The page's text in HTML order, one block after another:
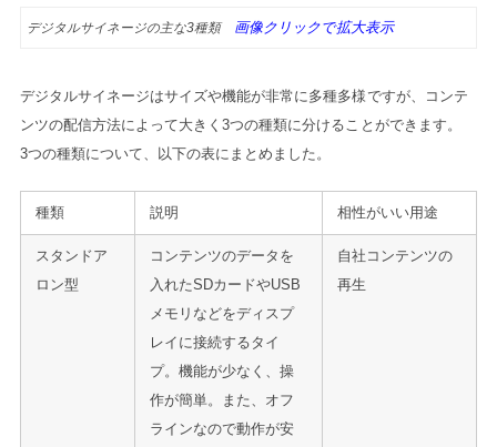
デジタルサイネージの主な3種類 画像クリックで拡大表示
デジタルサイネージはサイズや機能が非常に多種多様ですが、コンテ
ンツの配信方法によって大きく3つの種類に分けることができます。
3つの種類について、以下の表にまとめました。
種類 説明 相性がいい用途
スタンドア
ロン型
コンテンツのデータを
入れたSDカードやUSB
メモリなどをディスプ
レイに接続するタイ
プ。機能が少なく、操
作が簡単。また、オフ
ラインなので動作が安
自社コンテンツの
再生